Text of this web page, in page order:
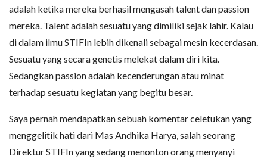
adalah ketika mereka berhasil mengasah talent dan passion
mereka. Talent adalah sesuatu yang dimiliki sejak lahir. Kalau
di dalam ilmu STIFIn lebih dikenali sebagai mesin kecerdasan.
Sesuatu yang secara genetis melekat dalam diri kita.
Sedangkan passion adalah kecenderungan atau minat
terhadap sesuatu kegiatan yang begitu besar.
Saya pernah mendapatkan sebuah komentar celetukan yang
menggelitik hati dari Mas Andhika Harya, salah seorang
Direktur STIFIn yang sedang menonton orang menyanyi